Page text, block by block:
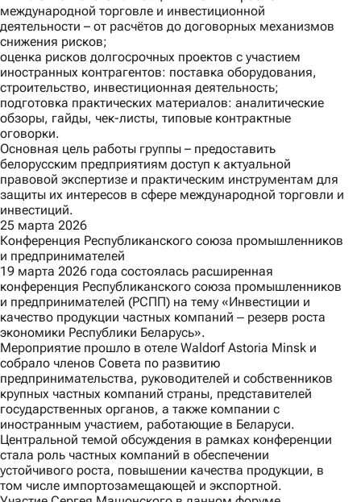
международной торговле и инвестиционной
деятельности – от расчётов до договорных механизмов
снижения рисков;
оценка рисков долгосрочных проектов с участием
иностранных контрагентов: поставка оборудования,
строительство, инвестиционная деятельность;
подготовка практических материалов: аналитические
обзоры, гайды, чек-листы, типовые контрактные
оговорки.
Основная цель работы группы – предоставить
белорусским предприятиям доступ к актуальной
правовой экспертизе и практическим инструментам для
защиты их интересов в сфере международной торговли и
инвестиций.
25 марта 2026
Конференция Республиканского союза промышленников
и предпринимателей
19 марта 2026 года состоялась расширенная
конференция Республиканского союза промышленников
и предпринимателей (РСПП) на тему «Инвестиции и
качество продукции частных компаний ‒ резерв роста
экономики Республики Беларусь».
Мероприятие прошло в отеле Waldorf Astoria Minsk и
собрало членов Совета по развитию
предпринимательства, руководителей и собственников
крупных частных компаний страны, представителей
государственных органов, а также компании с
иностранным участием, работающие в Беларуси.
Центральной темой обсуждения в рамках конференции
стала роль частных компаний в обеспечении
устойчивого роста, повышении качества продукции, в
том числе импортозамещающей и экспортной.